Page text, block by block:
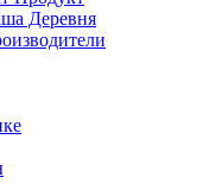
Деревня